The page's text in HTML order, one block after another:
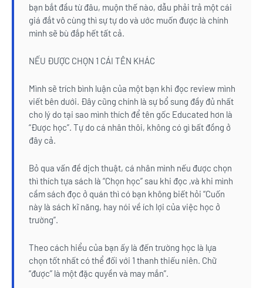
bạn bắt đầu từ đâu, muộn thế nào, dẫu phải trả một cái
giá đắt vô cùng thì sự tự do và ước muốn được là chính
mình sẽ bù đắp hết tất cả.
NẾU ĐƯỢC CHỌN 1 CÁI TÊN KHÁC
Mình sẽ trích bình luận của một bạn khi đọc review mình
viết bên dưới. Đây cũng chính là sự bổ sung đầy đủ nhất
cho lý do tại sao mình thích để tên gốc Educated hơn là
“Được học”. Tự do cá nhân thôi, không có gì bất đồng ở
đây cả.
Bỏ qua vấn đề dịch thuật, cá nhân mình nếu được chọn
thì thích tựa sách là “Chọn học” sau khi đọc ,và khi mình
cầm sách đọc ở quán thì có bạn không biết hỏi “Cuốn
này là sách kĩ năng, hay nói về ích lợi của việc học ở
trường”.
Theo cách hiểu của bạn ấy là đến trường học là lựa
chọn tốt nhất có thể đối với 1 thanh thiếu niên. Chữ
“được” là một đặc quyền và may mắn”.